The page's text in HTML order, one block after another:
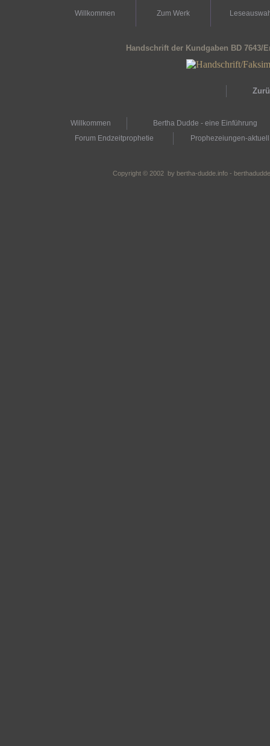
Willkommen Zum Werk
Handschrift der Kundgaben BD 7643/
Willkommen
Bertha Dudde - eine Einführung
Forum Endzeitprophetie
Prophezeiungen-aktuell
Copyright © 2002 by bertha-dudde.info -